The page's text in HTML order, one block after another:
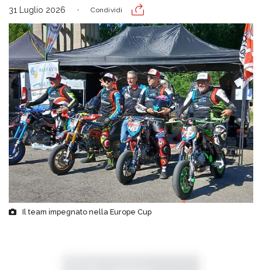
31 Luglio 2026 Condividi
Il team impegnato nella Europe Cup